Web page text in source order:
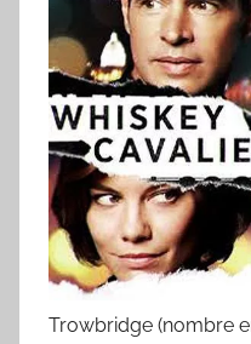
Trowbridge (nombre